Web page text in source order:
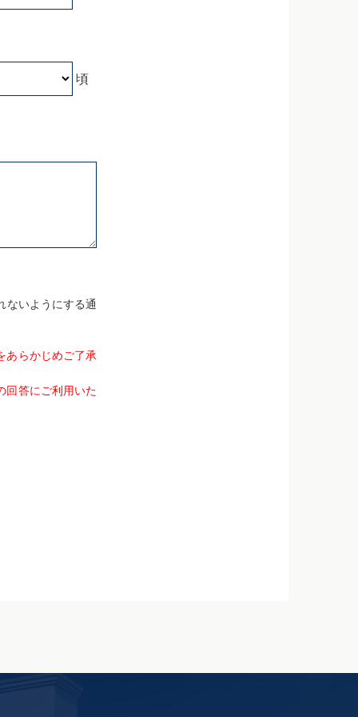
頃
ないようにする通
あらかじめご了承
回答にご利用いた